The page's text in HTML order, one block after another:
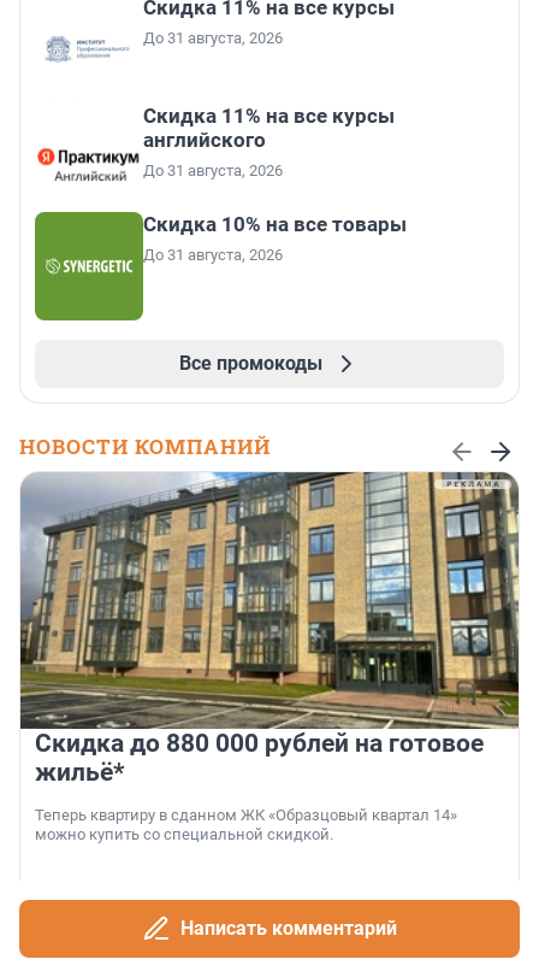
Скидка 11% на все курсы
До 31 августа, 2026
Скидка 11% на все курсы
английского
До 31 августа, 2026
Скидка 10% на все товары
До 31 августа, 2026
Все промокоды
НОВОСТИ КОМПАНИЙ
Скидка до 880 000 рублей на готовое
жильё*
Теперь квартиру в сданном ЖК «Образцовый квартал 14»
можно купить со специальной скидкой.
Написать комментарий